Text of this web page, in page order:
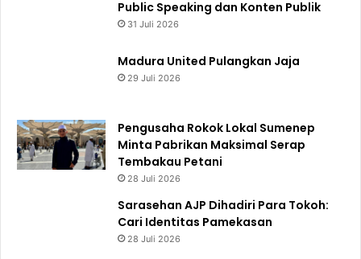
Public Speaking dan Konten Publik
31 Juli 2026
Madura United Pulangkan Jaja
29 Juli 2026
Pengusaha Rokok Lokal Sumenep
Minta Pabrikan Maksimal Serap
Tembakau Petani
28 Juli 2026
Sarasehan AJP Dihadiri Para Tokoh:
Cari Identitas Pamekasan
28 Juli 2026